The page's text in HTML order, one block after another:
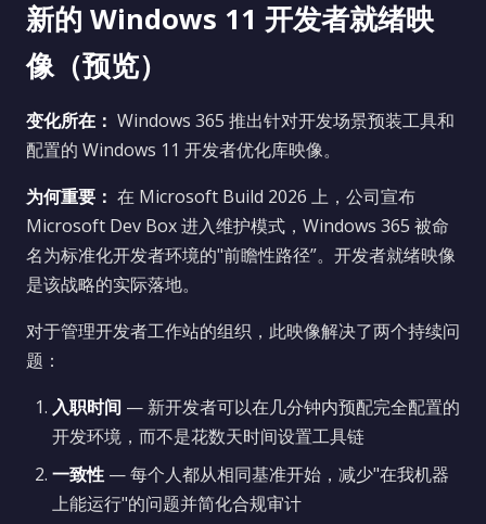
新的 Windows 11 开发者就绪映
像（预览）
变化所在： Windows 365 推出针对开发场景预装工具和
配置的 Windows 11 开发者优化库映像。
为何重要： 在 Microsoft Build 2026 上，公司宣布
Microsoft Dev Box 进入维护模式，Windows 365 被命
名为标准化开发者环境的"前瞻性路径”。开发者就绪映像
是该战略的实际落地。
对于管理开发者工作站的组织，此映像解决了两个持续问
题：
入职时间 — 新开发者可以在几分钟内预配完全配置的
开发环境，而不是花数天时间设置工具链
一致性 — 每个人都从相同基准开始，减少"在我机器
上能运行"的问题并简化合规审计